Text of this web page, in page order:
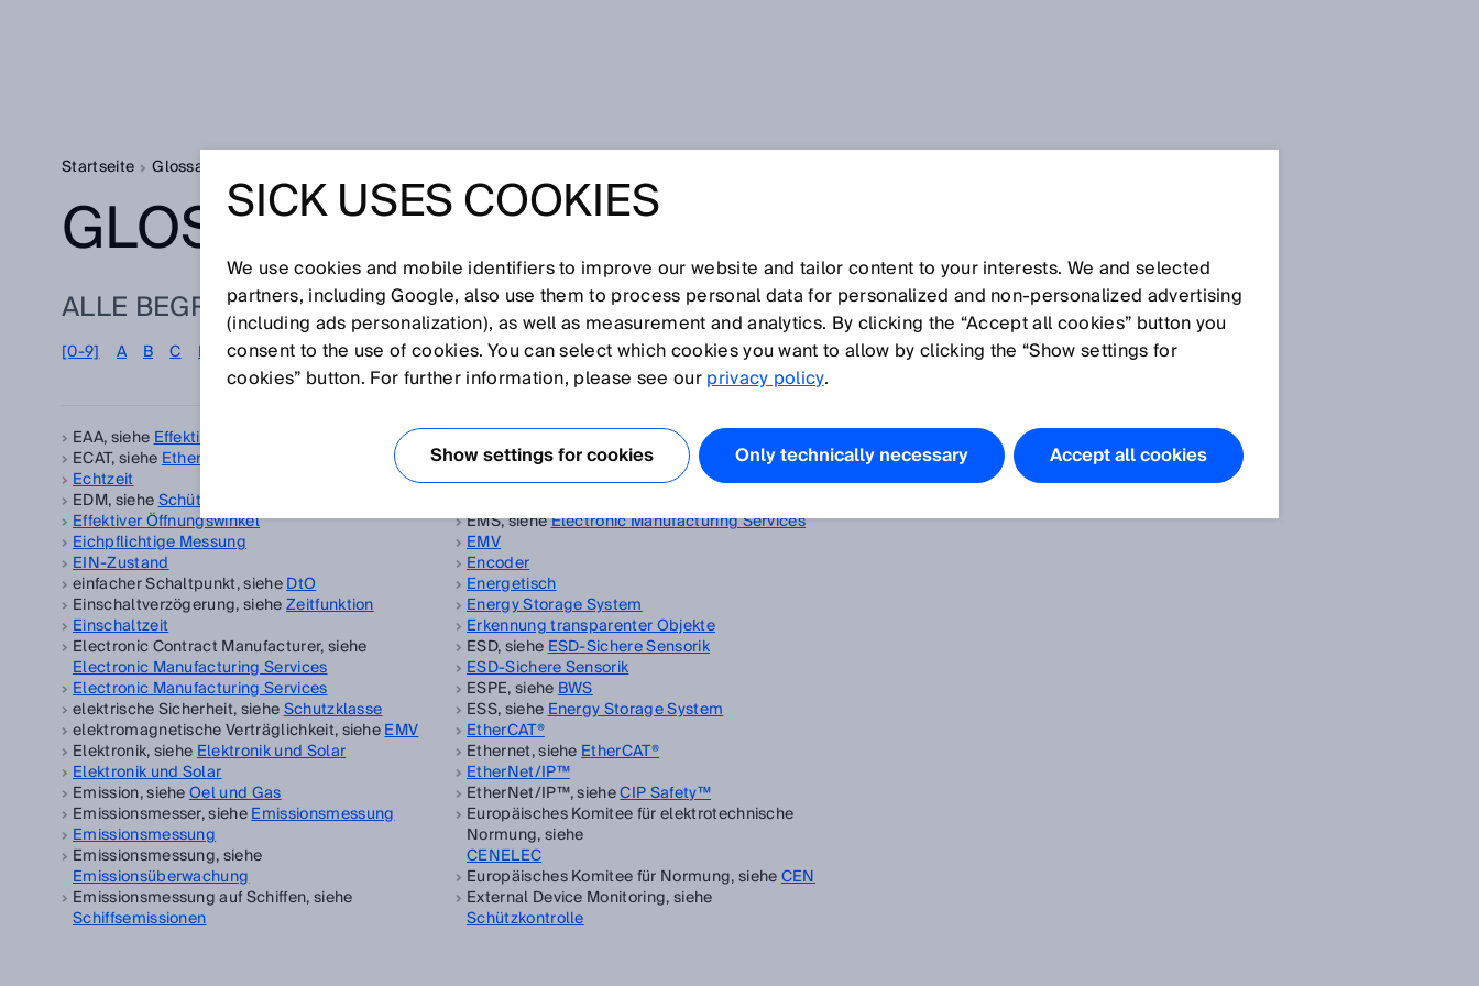
Startseite Glossar
GLOSSAR
ALLE BEGRIFFE ZU E
[0-9] A B C D E F G H I J K L M N O P Q R S T U V W X Y Z
EAA, sieheEffektiver Öffnungswinkel
ECAT, sieheEtherCAT®
Echtzeit
EDM, sieheSchützkontrolle
Effektiver Öffnungswinkel
Eichpflichtige Messung
EIN-Zustand
einfacher Schaltpunkt, sieheDtO
Einschaltverzögerung, sieheZeitfunktion
Einschaltzeit
Electronic Contract Manufacturer, siehe
Electronic Manufacturing Services
Electronic Manufacturing Services
elektrische Sicherheit, sieheSchutzklasse
elektromagnetische Verträglichkeit, sieheEMV
Elektronik, sieheElektronik und Solar
Elektronik und Solar
Emission, sieheOel und Gas
Emissionsmesser, sieheEmissionsmessung
Emissionsmessung
Emissionsmessung, siehe
Emissionsüberwachung
Emissionsmessung auf Schiffen, siehe
Schiffsemissionen
Emissionsüberwachung
Emissionsüberwachung auf Schiffen, siehe
Schiffsemissionen
EMS, sieheElectronic Manufacturing Services
EMV
Encoder
Energetisch
Energy Storage System
Erkennung transparenter Objekte
ESD, sieheESD-Sichere Sensorik
ESD-Sichere Sensorik
ESPE, sieheBWS
ESS, sieheEnergy Storage System
EtherCAT®
Ethernet, sieheEtherCAT®
EtherNet/IP™
EtherNet/IP™, sieheCIP Safety™
Europäisches Komitee für elektrotechnische
Normung, siehe
CENELEC
Europäisches Komitee für Normung, sieheCEN
External Device Monitoring, siehe
Schützkontrolle
SICK USES COOKIES
We use cookies and mobile identifiers to improve our website and tailor content to your interests. We and selected
partners, including Google, also use them to process personal data for personalized and non‑personalized advertising
(including ads personalization), as well as measurement and analytics. By clicking the “Accept all cookies” button you
consent to the use of cookies. You can select which cookies you want to allow by clicking the “Show settings for
cookies” button. For further information, please see ourprivacy policy.
Show settings for cookies Only technically necessary Accept all cookies